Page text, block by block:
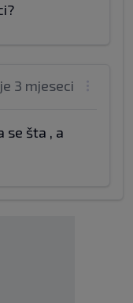
3 mjeseci
se šta , a